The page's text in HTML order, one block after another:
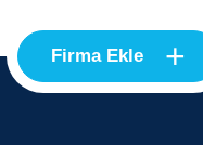
Firma Ekle +